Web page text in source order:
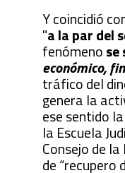
Y coincidió
"a la par del
fenómenose
económico,
tráfico del
genera la
ese sentido
la Escuela
Consejo de
de “recupero